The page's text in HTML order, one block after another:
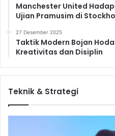
Manchester United
Ujian Pramusim di
27 Desember 2025
Taktik Modern Bojan
Kreativitas dan Disiplin
Teknik & Strategi